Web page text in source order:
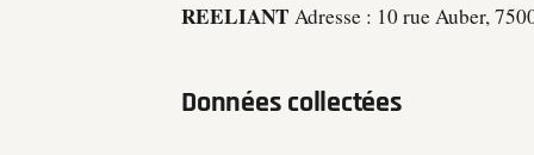
REELIANT Adresse : 10 rue Auber,
Données collectées